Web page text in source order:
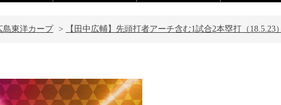
島東洋カープ > 【田中広輔】先頭打者アーチ含む1試合2本塁打（18.5.23）